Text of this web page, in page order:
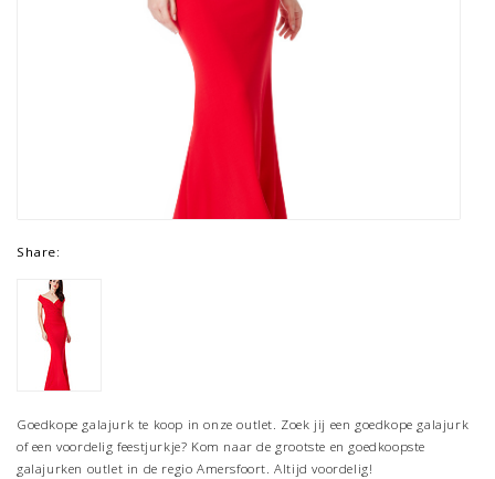
Share:
Goedkope galajurk te koop in onze outlet. Zoek jij een goedkope galajurk
of een voordelig feestjurkje? Kom naar de grootste en goedkoopste
galajurken outlet in de regio Amersfoort. Altijd voordelig!